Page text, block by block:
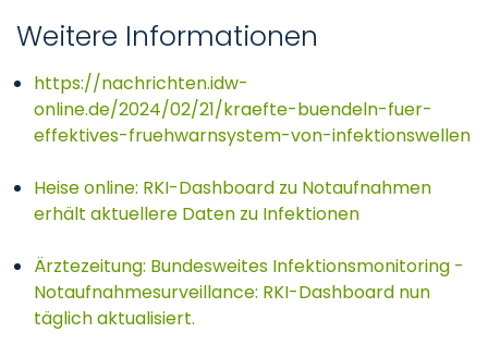
Weitere Informationen
https://nachrichten.idw-
online.de/2024/02/21/kraefte-buendeln-fuer-
effektives-fruehwarnsystem-von-infektionswellen
Heise online: RKI-Dashboard zu Notaufnahmen
erhält aktuellere Daten zu Infektionen
Ärztezeitung: Bundesweites Infektionsmonitoring -
Notaufnahmesurveillance: RKI-Dashboard nun
täglich aktualisiert.